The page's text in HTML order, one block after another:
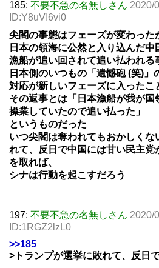
185: 不要不急の名無しさん 2020/
ID:Y8uVI6vi0
尖閣の事態はフェーズが変わった
日本の領海に公然と入り込んだ
漁船が追い回されて追い払われる
日本側のいつもの「遺憾砲 (笑)」
対応が新しいフェーズに入ったこ
その返事とは「日本漁船が我が
操業していたので追い払った」
というものだった
いつ尖閣は奪われてもおかしく
れて、反日で中国には甘い民主党
を取れば、
シナは行動を起こすだろう
197: 不要不急の名無しさん 2020/
ID:1RGZ2lzL0
>>185
>トランプが選挙に敗れて、反日